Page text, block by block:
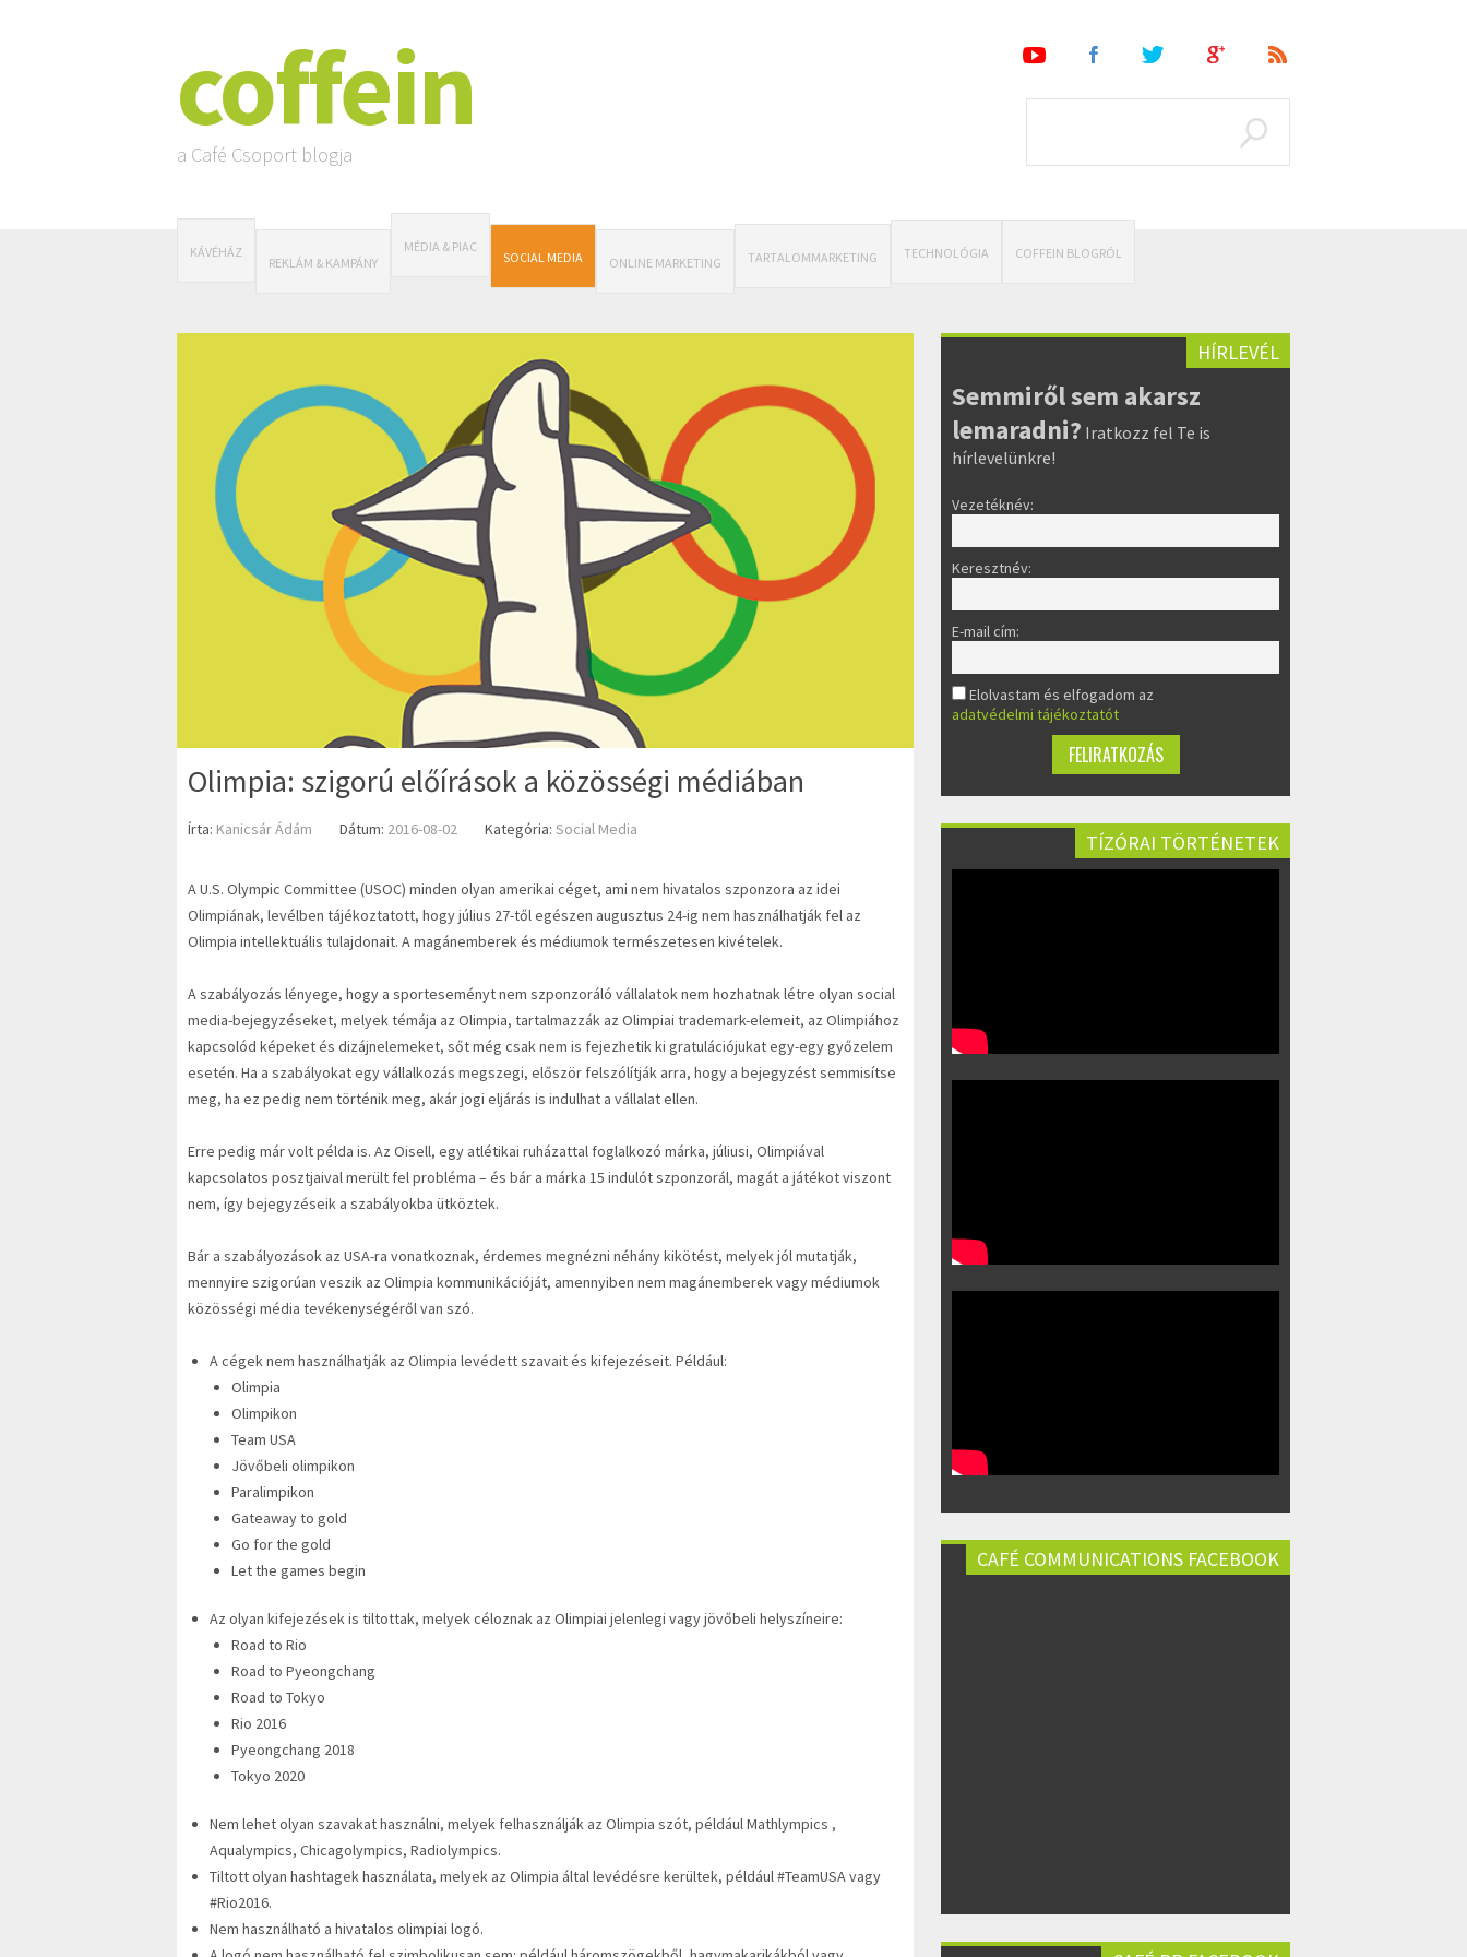
coffein
a Café Csoport blogja
KÁVÉHÁZ
REKLÁM & KAMPÁNY
MÉDIA & PIAC
SOCIAL MEDIA ONLINE MARKETING TARTALOMMARKETING TECHNOLÓGIA COFFEIN BLOGRÓL
Olimpia: szigorú előírások a közösségi médiában
Írta: Kanicsár Ádám Dátum: 2016-08-02 Kategória: Social Media
A U.S. Olympic Committee (USOC) minden olyan amerikai céget, ami nem hivatalos szponzora az idei
Olimpiának, levélben tájékoztatott, hogy július 27-től egészen augusztus 24-ig nem használhatják fel az
Olimpia intellektuális tulajdonait. A magánemberek és médiumok természetesen kivételek.
A szabályozás lényege, hogy a sporteseményt nem szponzoráló vállalatok nem hozhatnak létre olyan social
media-bejegyzéseket, melyek témája az Olimpia, tartalmazzák az Olimpiai trademark-elemeit, az Olimpiához
kapcsolód képeket és dizájnelemeket, sőt még csak nem is fejezhetik ki gratulációjukat egy-egy győzelem
esetén. Ha a szabályokat egy vállalkozás megszegi, először felszólítják arra, hogy a bejegyzést semmisítse
meg, ha ez pedig nem történik meg, akár jogi eljárás is indulhat a vállalat ellen.
Erre pedig már volt példa is. Az Oisell, egy atlétikai ruházattal foglalkozó márka, júliusi, Olimpiával
kapcsolatos posztjaival merült fel probléma – és bár a márka 15 indulót szponzorál, magát a játékot viszont
nem, így bejegyzéseik a szabályokba ütköztek.
Bár a szabályozások az USA-ra vonatkoznak, érdemes megnézni néhány kikötést, melyek jól mutatják,
mennyire szigorúan veszik az Olimpia kommunikációját, amennyiben nem magánemberek vagy médiumok
közösségi média tevékenységéről van szó.
A cégek nem használhatják az Olimpia levédett szavait és kifejezéseit. Például:
Olimpia
Olimpikon
Team USA
Jövőbeli olimpikon
Paralimpikon
Gateaway to gold
Go for the gold
Let the games begin
Az olyan kifejezések is tiltottak, melyek céloznak az Olimpiai jelenlegi vagy jövőbeli helyszíneire:
Road to Rio
Road to Pyeongchang
Road to Tokyo
Rio 2016
Pyeongchang 2018
Tokyo 2020
Nem lehet olyan szavakat használni, melyek felhasználják az Olimpia szót, például Mathlympics ,
Aqualympics, Chicagolympics, Radiolympics.
Tiltott olyan hashtagek használata, melyek az Olimpia által levédésre kerültek, például #TeamUSA vagy
#Rio2016.
Nem használható a hivatalos olimpiai logó.
HÍRLEVÉL
Semmiről sem akarsz
lemaradni? Iratkozz fel Te is
hírlevelünkre!
Vezetéknév:
Keresztnév:
E-mail cím:
Elolvastam és elfogadom az
adatvédelmi tájékoztatót
TÍZÓRAI TÖRTÉNETEK
CAFÉ COMMUNICATIONS FACEBOOK